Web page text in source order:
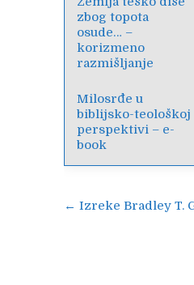
zbog topota
osude… –
korizmeno
razmišljanje
Milosrđe u
biblijsko-teološkoj
perspektivi – e-
book
Navigacija
← Izreke Bradley T.